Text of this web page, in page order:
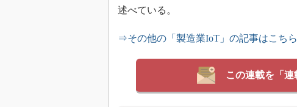
述べている。
⇒その他の「製造業IoT」の記事はこちら
この連載を「